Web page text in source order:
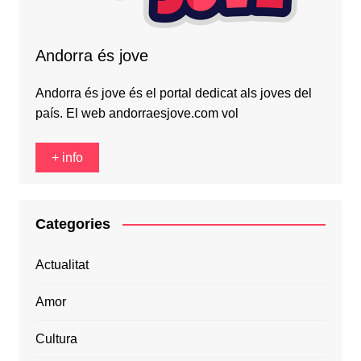
Andorra és jove
Andorra és jove és el portal dedicat als joves del
país. El web andorraesjove.com vol
+ info
Categories
Actualitat
Amor
Cultura